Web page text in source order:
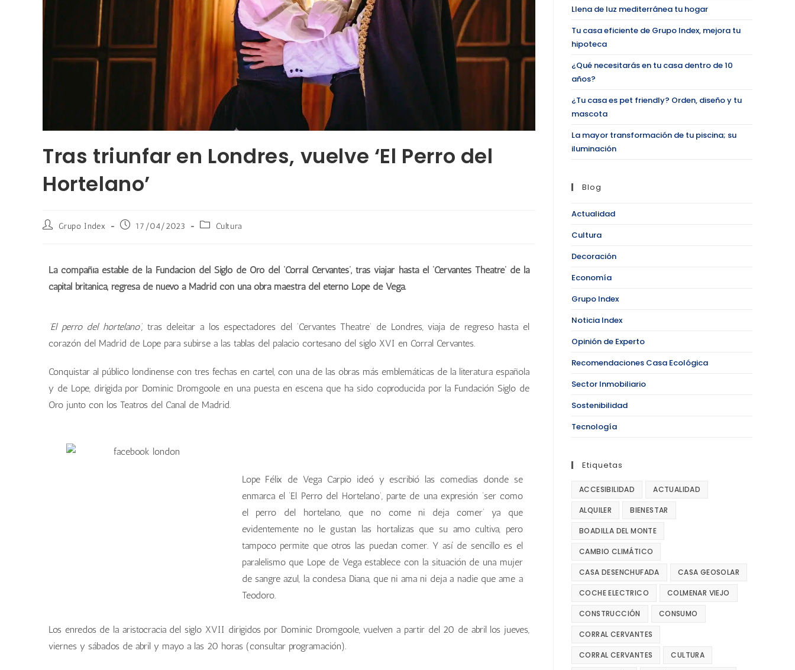
Tras triunfar en Londres, vuelve ‘El Perro del
Hortelano’
Grupo Index 17/04/2023 Cultura
La compañía estable de la Fundación del Siglo de Oro del ‘Corral Cervantes’, tras viajar hasta el ‘Cervantes Theatre’ de la
capital británica, regresa de nuevo a Madrid con una obra maestra del eterno Lope de Vega.
‘El perro del hortelano’, tras deleitar a los espectadores del ‘Cervantes Theatre’ de Londres, viaja de regreso hasta el
corazón del Madrid de Lope para subirse a las tablas del palacio cortesano del siglo XVI en Corral Cervantes.
Conquistar al público londinense con tres fechas en cartel, con una de las obras más emblemáticas de la literatura española
y de Lope, dirigida por Dominic Dromgoole en una puesta en escena que ha sido coproducida por la Fundación Siglo de
Oro junto con los Teatros del Canal de Madrid.
Lope Félix de Vega Carpio ideó y escribió las comedias donde se
enmarca el ‘El Perro del Hortelano’, parte de una expresión ‘ser como
el perro del hortelano, que no come ni deja comer’ ya que
evidentemente no le gustan las hortalizas que su amo cultiva, pero
tampoco permite que otros las puedan comer. Y así de sencillo es el
paralelismo que Lope de Vega establece con la situación de una mujer
de sangre azul, la condesa Diana, que ni ama ni deja a nadie que ame a
Teodoro.
Los enredos de la aristocracia del siglo XVII dirigidos por Dominic Dromgoole, vuelven a partir del 20 de abril los jueves,
viernes y sábados de abril y mayo a las 20 horas (consultar programación).
Llena de luz mediterránea tu hogar
Tu casa eficiente de Grupo Index, mejora tu
hipoteca
¿Qué necesitarás en tu casa dentro de 10
años?
¿Tu casa es pet friendly? Orden, diseño y tu
mascota
La mayor transformación de tu piscina; su
iluminación
Blog
Actualidad
Cultura
Decoración
Economía
Grupo Index
Noticia Index
Opinión de Experto
Recomendaciones Casa Ecológica
Sector Inmobiliario
Sostenibilidad
Tecnología
Etiquetas
ACCESIBILIDAD ACTUALIDAD
ALQUILER BIENESTAR
BOADILLA DEL MONTE
CAMBIO CLIMÁTICO
CASA DESENCHUFADA CASA GEOSOLAR
COCHE ELECTRICO COLMENAR VIEJO
CONSTRUCCIÓN CONSUMO
CORRAL CERVANTES
CORRAL CERVANTES CULTURA